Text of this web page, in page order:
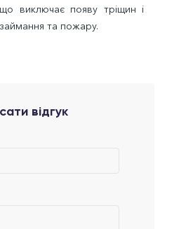
виключає появу тріщин і
та пожару.
відгук